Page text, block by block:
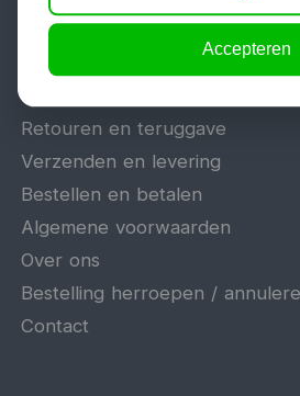
Offerte aanvragen
Reparatie en garantie
Vacatures
Retouren en teruggave
Verzenden en levering
Bestellen en betalen
Algemene voorwaarden
Over ons
Bestelling herroepen /
Contact
Accepteren